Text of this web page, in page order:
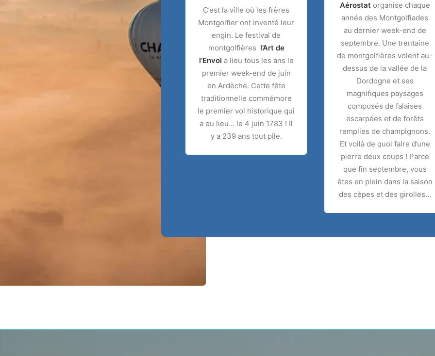
C’est la ville où les frères
Montgolfier ont inventé leur
engin. Le festival de
montgolfières l’Art de
l’Envol a lieu tous les ans le
premier week-end de juin
en Ardèche. Cette fête
traditionnelle commémore
le premier vol historique qui
a eu lieu… le 4 juin 1783 ! Il
y a 239 ans tout pile.
Aérostatorganise chaque
année des Montgolfiades
au dernier week-end de
septembre. Une trentaine
de montgolfières volent au-
dessus de la vallée de la
Dordogne et ses
magnifiques paysages
composés de falaises
escarpées et de forêts
remplies de champignons.
Et voilà de quoi faire d’une
pierre deux coups ! Parce
que fin septembre, vous
êtes en plein dans la saison
des cèpes et des girolles…